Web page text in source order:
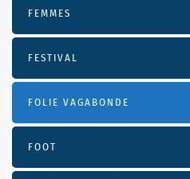
FEMMES
FESTIVAL
FOLIE VAGABONDE
FOOT